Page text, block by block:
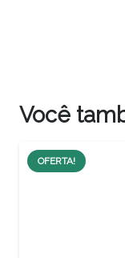
Você
OFERTA!